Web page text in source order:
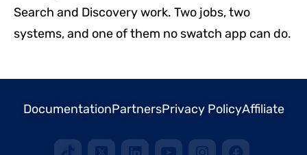
Search and Discovery work. Two jobs, two
systems, and one of them no swatch app can do.
DocumentationPartnersPrivacy PolicyAffiliate